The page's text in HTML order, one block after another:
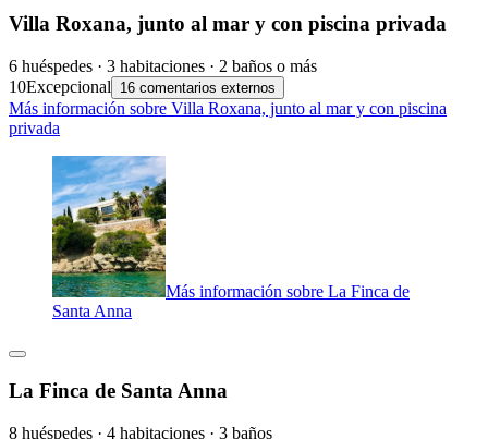
Villa Roxana, junto al mar y con piscina privada
6 huéspedes · 3 habitaciones · 2 baños o más
10Excepcional 16 comentarios externos
Más información sobre Villa Roxana, junto al mar y con piscina
privada
Más información sobre La Finca de
Santa Anna
La Finca de Santa Anna
8 huéspedes · 4 habitaciones · 3 baños